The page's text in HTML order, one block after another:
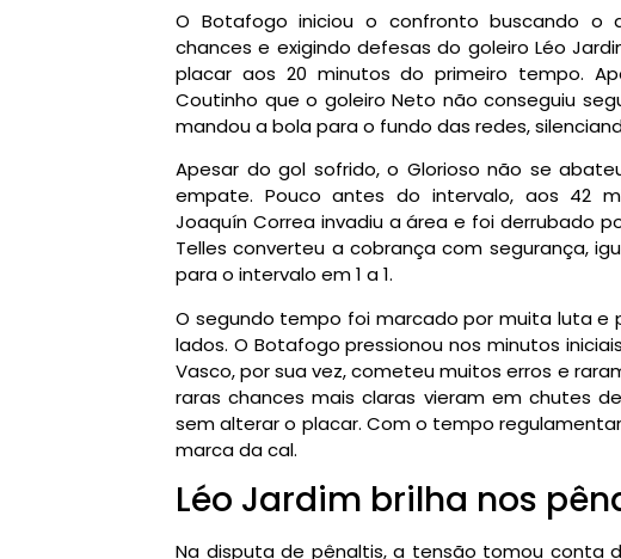
O Botafogo iniciou o confronto buscando o
chances e exigindo defesas do goleiro Léo
placar aos 20 minutos do primeiro tempo.
Coutinho que o goleiro Neto não conseguiu
mandou a bola para o fundo das redes,
Apesar do gol sofrido, o Glorioso não se
empate. Pouco antes do intervalo, aos 42
Joaquín Correa invadiu a área e foi derrubado
Telles converteu a cobrança com segurança,
para o intervalo em 1 a 1.
O segundo tempo foi marcado por muita luta
lados. O Botafogo pressionou nos minutos
Vasco, por sua vez, cometeu muitos erros e
raras chances mais claras vieram em chutes
sem alterar o placar. Com o tempo
marca da cal.
Léo Jardim brilha nos
Na disputa de pênaltis, a tensão tomou conta